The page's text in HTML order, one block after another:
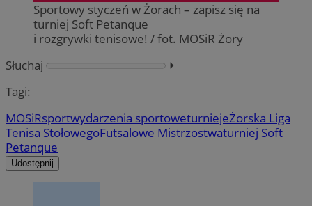
Sportowy styczeń w Żorach – zapisz się na
turniej Soft Petanque
i rozgrywki tenisowe! / fot. MOSiR Żory
Słuchaj
⏵︎
Tagi:
MOSiRsportwydarzenia sportoweturniejeŻorska Liga
Tenisa StołowegoFutsalowe Mistrzostwaturniej Soft
Petanque
Udostępnij